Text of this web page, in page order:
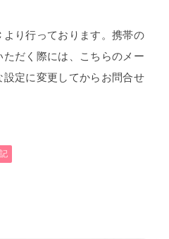
り行っております。携帯の
ただく際には、こちらのメー
定に変更してからお問合せ